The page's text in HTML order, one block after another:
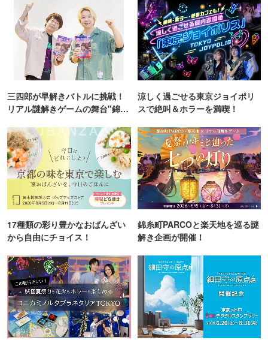
三四郎が早解きバトルに挑戦！
リアル謎解きゲームの舞台"錦糸
涼しく過ごせる東京ジョイポリ
スで絶叫＆ホラーを満喫！
17種類の彩り豊かなおばんざい
から自由にチョイス！
錦糸町PARCOと楽天地を巡る謎
解き企画が開催！